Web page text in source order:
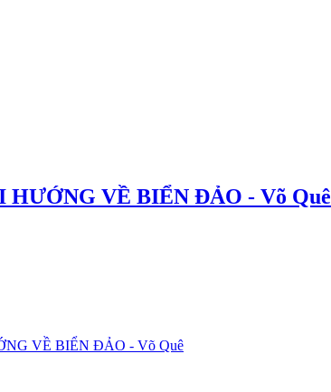
VỀ BIỂN ĐẢO - Võ Quê
VỀ BIỂN ĐẢO - Võ Quê